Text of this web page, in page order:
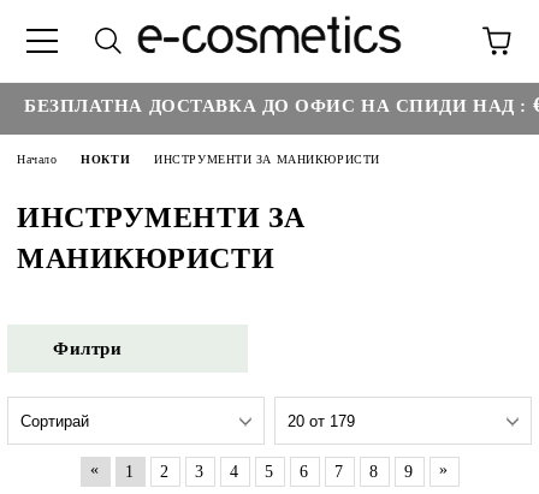
ДОСТАВКА ДО ОФИС НА СПИДИ НАД :
Начало НОКТИ ИНСТРУМЕНТИ ЗА МАНИКЮРИСТИ
ИНСТРУМЕНТИ ЗА
МАНИКЮРИСТИ
Филтри
« 1 2 3 4 5 6 7 8 9 »